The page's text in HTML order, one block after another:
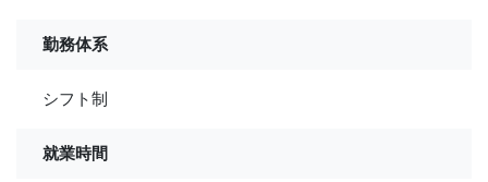
勤務体系
シフト制
就業時間